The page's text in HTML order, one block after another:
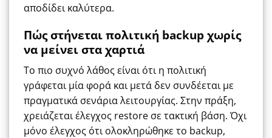
αποδίδει καλύτερα.
Πώς στήνεται πολιτική backup χωρίς
να μείνει στα χαρτιά
Το πιο συχνό λάθος είναι ότι η πολιτική
γράφεται μία φορά και μετά δεν συνδέεται με
πραγματικά σενάρια λειτουργίας. Στην πράξη,
χρειάζεται έλεγχος restore σε τακτική βάση. Όχι
μόνο έλεγχος ότι ολοκληρώθηκε το backup,